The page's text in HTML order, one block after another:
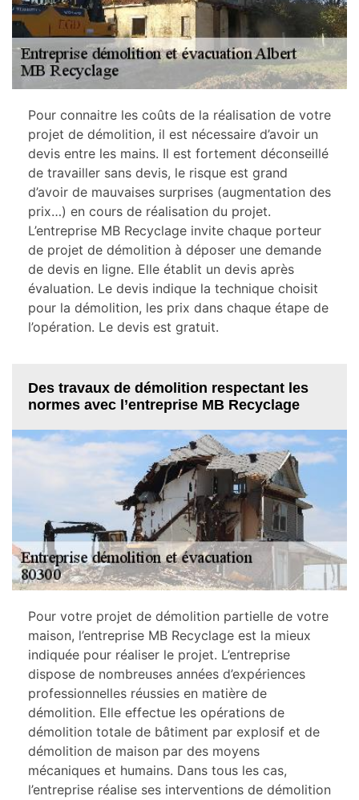
Pour connaitre les coûts de la réalisation de votre
projet de démolition, il est nécessaire d’avoir un
devis entre les mains. Il est fortement déconseillé
de travailler sans devis, le risque est grand
d’avoir de mauvaises surprises (augmentation des
prix…) en cours de réalisation du projet.
L’entreprise MB Recyclage invite chaque porteur
de projet de démolition à déposer une demande
de devis en ligne. Elle établit un devis après
évaluation. Le devis indique la technique choisit
pour la démolition, les prix dans chaque étape de
l’opération. Le devis est gratuit.
Des travaux de démolition respectant les
normes avec l’entreprise MB Recyclage
Pour votre projet de démolition partielle de votre
maison, l’entreprise MB Recyclage est la mieux
indiquée pour réaliser le projet. L’entreprise
dispose de nombreuses années d’expériences
professionnelles réussies en matière de
démolition. Elle effectue les opérations de
démolition totale de bâtiment par explosif et de
démolition de maison par des moyens
mécaniques et humains. Dans tous les cas,
l’entreprise réalise ses interventions de démolition